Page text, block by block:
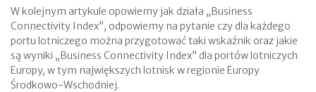
W kolejnym artykule opowiemy jak działa „Business
Connectivity Index”, odpowiemy na pytanie czy dla każdego
portu lotniczego można przygotować taki wskaźnik oraz jakie
są wyniki „Business Connectivity Index” dla portów lotniczych
Europy, w tym największych lotnisk w regionie Europy
Środkowo-Wschodniej.